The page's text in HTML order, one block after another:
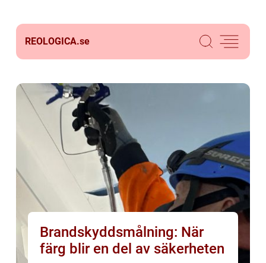
REOLOGICA.se
Brandskyddsmålning: När
färg blir en del av säkerheten